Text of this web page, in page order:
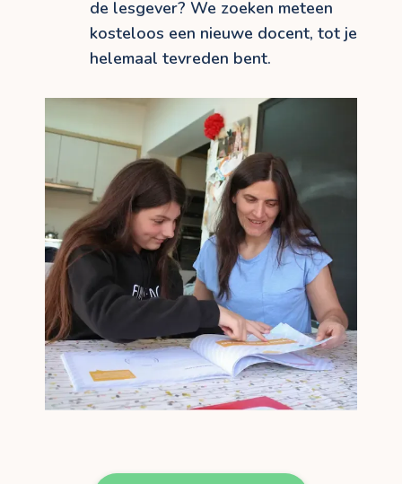
de lesgever? We zoeken meteen
kosteloos een nieuwe docent, tot je
helemaal tevreden bent.